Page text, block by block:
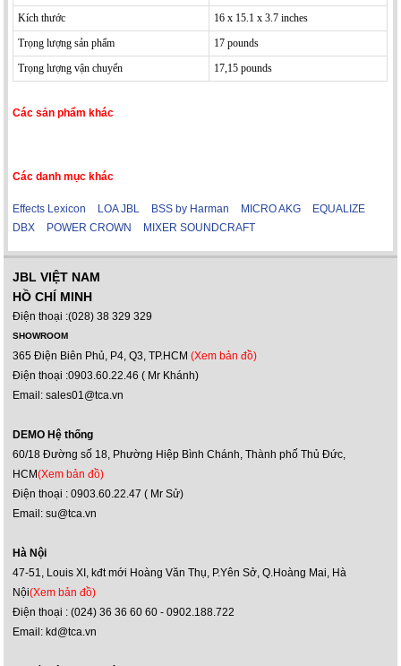
Kích thước
16 x 15.1 x 3.7 inches
Trọng lượng sản phẩm
17 pounds
Trọng lượng vận chuyển
17,15 pounds
Các sản phẩm khác
Các danh mục khác
Effects Lexicon LOA JBL BSS by Harman MICRO AKG
EQUALIZE
DBX
POWER CROWN MIXER SOUNDCRAFT
JBL VIỆT NAM
HỒ CHÍ MINH
Điện thoại :(028) 38 329 329
SHOWROOM
365 Điện Biên Phủ, P4, Q3, TP.HCM(Xem bản đồ)
Điện thoại :0903.60.22.46 ( Mr Khánh)
Email: sales01@tca.vn
DEMO Hệ thống
60/18 Đường số 18, Phường Hiệp Bình Chánh, Thành phố Thủ Đức,
HCM(Xem bản đồ)
Điện thoại : 0903.60.22.47 ( Mr Sử)
Email: su@tca.vn
Hà Nội
47-51, Louis XI, kđt mới Hoàng Văn Thụ, P.Yên Sở, Q.Hoàng Mai, Hà
Nội(Xem bản đồ)
Điện thoại : (024) 36 36 60 60 - 0902.188.722
Email: kd@tca.vn